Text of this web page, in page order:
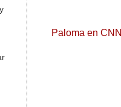
Paloma en CNN